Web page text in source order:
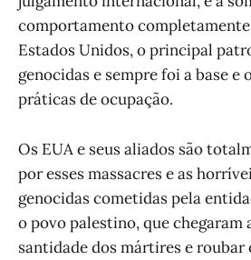
comportamento
Estados Unidos, o principal
genocidas e sempre foi a base e
práticas de ocupação.
Os EUA e seus aliados são
por esses massacres e as
genocidas cometidas pela
o povo palestino, que chegaram
santidade dos mártires e roubar